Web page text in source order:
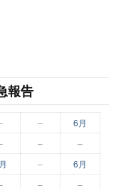
報告
–
6月
– –
–
6月
– –